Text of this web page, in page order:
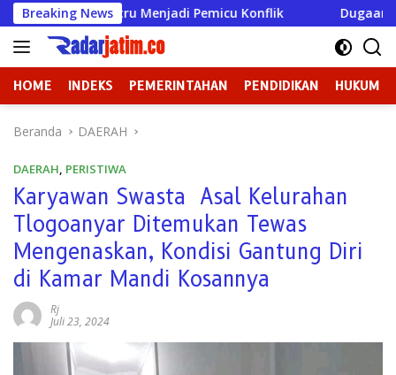
Langsung
ke
konten
Breaking News
Justru Menjadi Pemicu Konflik Dugaan Perundungan
HOME INDEKS PEMERINTAHAN PENDIDIKAN HUKUM
Beranda DAERAH
DAERAH, PERISTIWA
Karyawan Swasta Asal Kelurahan
Tlogoanyar Ditemukan Tewas
Mengenaskan, Kondisi Gantung Diri
di Kamar Mandi Kosannya
Rj
Juli 23, 2024